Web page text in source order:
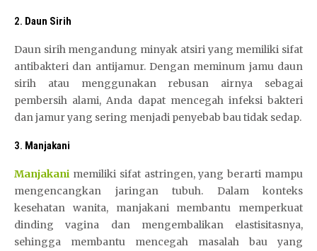
2. Daun Sirih
Daun sirih mengandung minyak atsiri yang memiliki sifat
antibakteri dan antijamur. Dengan meminum jamu daun
sirih atau menggunakan rebusan airnya sebagai
pembersih alami, Anda dapat mencegah infeksi bakteri
dan jamur yang sering menjadi penyebab bau tidak sedap.
3. Manjakani
Manjakani memiliki sifat astringen, yang berarti mampu
mengencangkan jaringan tubuh. Dalam konteks
kesehatan wanita, manjakani membantu memperkuat
dinding vagina dan mengembalikan elastisitasnya,
sehingga membantu mencegah masalah bau yang